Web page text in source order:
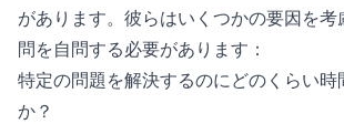
があります。彼らはいくつかの要因を
問を自問する必要があります：
特定の問題を解決するのにどのくらい時
か？